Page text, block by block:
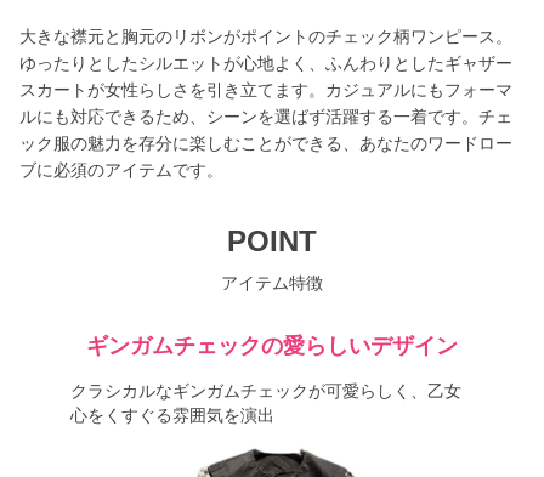
大きな襟元と胸元のリボンがポイントのチェック柄ワンピース。
ゆったりとしたシルエットが心地よく、ふんわりとしたギャザー
スカートが女性らしさを引き立てます。カジュアルにもフォーマ
ルにも対応できるため、シーンを選ばず活躍する一着です。チェ
ック服の魅力を存分に楽しむことができる、あなたのワードロー
ブに必須のアイテムです。
POINT
アイテム特徴
ギンガムチェックの愛らしいデザイン
クラシカルなギンガムチェックが可愛らしく、乙女
心をくすぐる雰囲気を演出